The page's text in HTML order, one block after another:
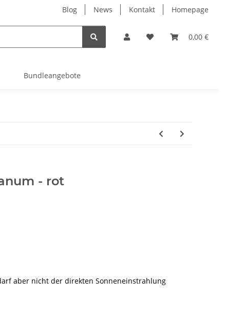
Blog News Kontakt Homepage
0,00 €
Bundleangebote
- rot
aber nicht der direkten Sonneneinstrahlung